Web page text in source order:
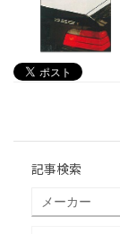
記事検索